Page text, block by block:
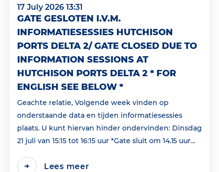
17 July 2026 13:31
GATE GESLOTEN I.V.M.
INFORMATIESESSIES HUTCHISON
PORTS DELTA 2/ GATE CLOSED DUE TO
INFORMATION SESSIONS AT
HUTCHISON PORTS DELTA 2 * FOR
ENGLISH SEE BELOW *
Geachte relatie, Volgende week vinden op
onderstaande data en tijden informatiesessies
plaats. U kunt hiervan hinder ondervinden: Dinsdag
21 juli van 15:15 tot 16:15 uur *Gate sluit om 14.15 uur...
Lees meer